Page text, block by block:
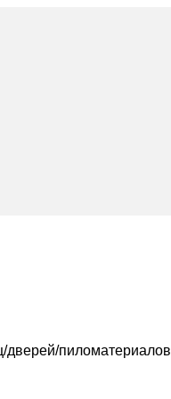
дверей/пиломатериалов